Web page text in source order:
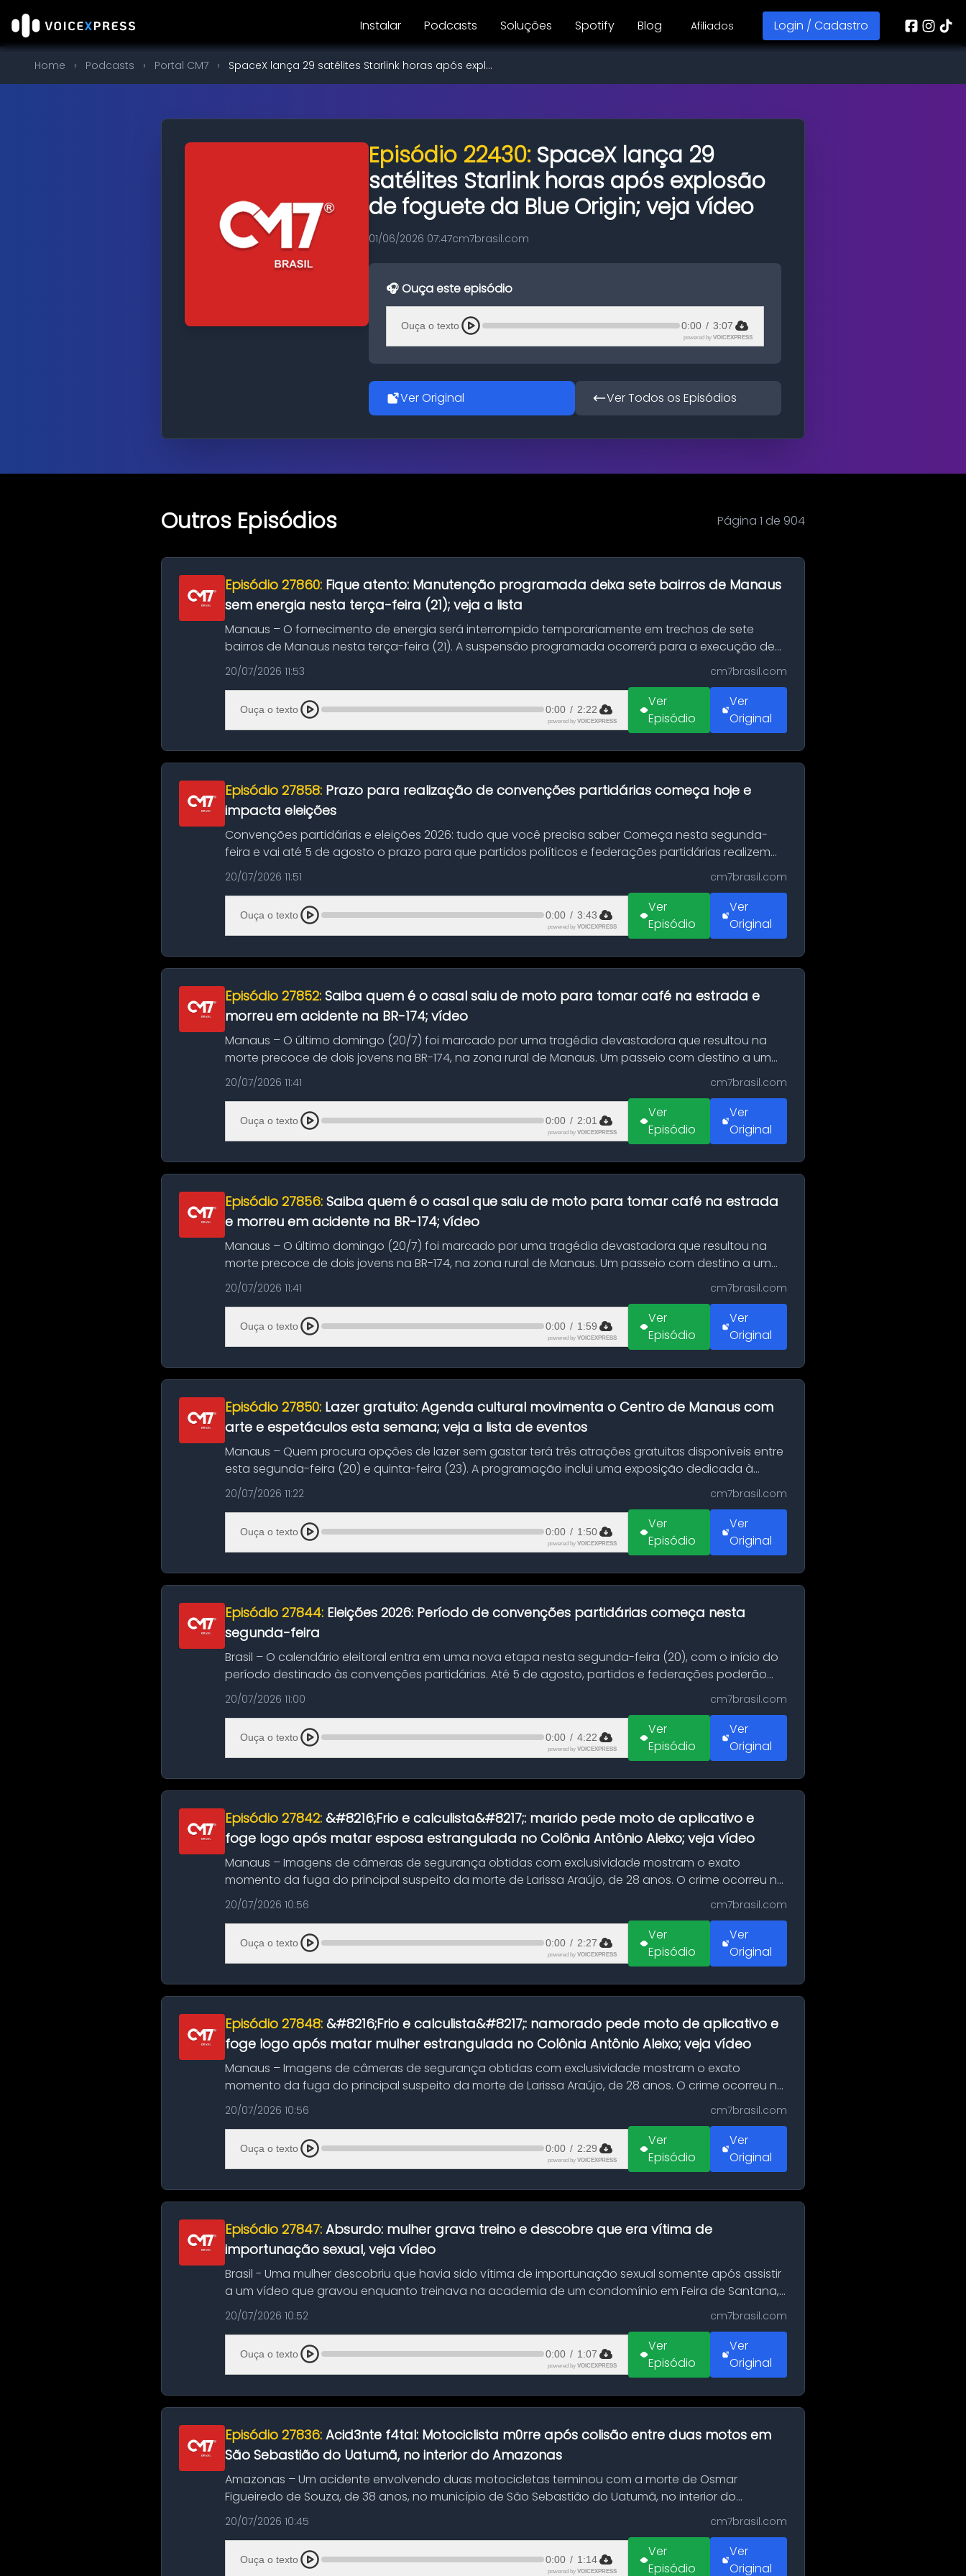
Instalar Podcasts Soluções Spotify Blog Afiliados Login / Cadastro
Home › Podcasts › Portal CM7 › SpaceX lança 29 satélites Starlink horas após expl...
Episódio 22430: SpaceX lança 29
satélites Starlink horas após explosão
de foguete da Blue Origin; veja vídeo
01/06/2026 07:47cm7brasil.com
🎧 Ouça este episódio
Ouça o texto 0:00 / 3:07
powered by VOICEXPRESS
Ver Original Ver Todos os Episódios
Outros Episódios Página 1 de 904
Episódio 27860: Fique atento: Manutenção programada deixa sete bairros de Manaus
sem energia nesta terça-feira (21); veja a lista
Manaus – O fornecimento de energia será interrompido temporariamente em trechos de sete
bairros de Manaus nesta terça-feira (21). A suspensão programada ocorrerá para a execução de
serviços de manuten...
20/07/2026 11:53 cm7brasil.com
Ouça o texto 0:00 / 2:22
powered by VOICEXPRESS
Ver
Episódio
Ver
Original
Episódio 27858: Prazo para realização de convenções partidárias começa hoje e
impacta eleições
Convenções partidárias e eleições 2026: tudo que você precisa saber Começa nesta segunda-
feira e vai até 5 de agosto o prazo para que partidos políticos e federações partidárias realizem
suas convençõ...
20/07/2026 11:51 cm7brasil.com
Ouça o texto 0:00 / 3:43
powered by VOICEXPRESS
Ver
Episódio
Ver
Original
Episódio 27852: Saiba quem é o casal saiu de moto para tomar café na estrada e
morreu em acidente na BR-174; vídeo
Manaus – O último domingo (20/7) foi marcado por uma tragédia devastadora que resultou na
morte precoce de dois jovens na BR-174, na zona rural de Manaus. Um passeio com destino a um
típico café regio...
20/07/2026 11:41 cm7brasil.com
Ouça o texto 0:00 / 2:01
powered by VOICEXPRESS
Ver
Episódio
Ver
Original
Episódio 27856: Saiba quem é o casal que saiu de moto para tomar café na estrada
e morreu em acidente na BR-174; vídeo
Manaus – O último domingo (20/7) foi marcado por uma tragédia devastadora que resultou na
morte precoce de dois jovens na BR-174, na zona rural de Manaus. Um passeio com destino a um
típico café regio...
20/07/2026 11:41 cm7brasil.com
Ouça o texto 0:00 / 1:59
powered by VOICEXPRESS
Ver
Episódio
Ver
Original
Episódio 27850: Lazer gratuito: Agenda cultural movimenta o Centro de Manaus com
arte e espetáculos esta semana; veja a lista de eventos
Manaus – Quem procura opções de lazer sem gastar terá três atrações gratuitas disponíveis entre
esta segunda-feira (20) e quinta-feira (23). A programação inclui uma exposição dedicada à
história das ...
20/07/2026 11:22 cm7brasil.com
Ouça o texto 0:00 / 1:50
powered by VOICEXPRESS
Ver
Episódio
Ver
Original
Episódio 27844: Eleições 2026: Período de convenções partidárias começa nesta
segunda-feira
Brasil – O calendário eleitoral entra em uma nova etapa nesta segunda-feira (20), com o início do
período destinado às convenções partidárias. Até 5 de agosto, partidos e federações poderão
oficializa...
20/07/2026 11:00 cm7brasil.com
Ouça o texto 0:00 / 4:22
powered by VOICEXPRESS
Ver
Episódio
Ver
Original
Episódio 27842: &#8216;Frio e calculista&#8217;: marido pede moto de aplicativo e
foge logo após matar esposa estrangulada no Colônia Antônio Aleixo; veja vídeo
Manaus – Imagens de câmeras de segurança obtidas com exclusividade mostram o exato
momento da fuga do principal suspeito da morte de Larissa Araújo, de 28 anos. O crime ocorreu na
noite deste último d...
20/07/2026 10:56 cm7brasil.com
Ouça o texto 0:00 / 2:27
powered by VOICEXPRESS
Ver
Episódio
Ver
Original
Episódio 27848: &#8216;Frio e calculista&#8217;: namorado pede moto de aplicativo e
foge logo após matar mulher estrangulada no Colônia Antônio Aleixo; veja vídeo
Manaus – Imagens de câmeras de segurança obtidas com exclusividade mostram o exato
momento da fuga do principal suspeito da morte de Larissa Araújo, de 28 anos. O crime ocorreu na
noite deste último d...
20/07/2026 10:56 cm7brasil.com
Ouça o texto 0:00 / 2:29
powered by VOICEXPRESS
Ver
Episódio
Ver
Original
Episódio 27847: Absurdo: mulher grava treino e descobre que era vítima de
importunação sexual, veja vídeo
Brasil - Uma mulher descobriu que havia sido vítima de importunação sexual somente após assistir
a um vídeo que gravou enquanto treinava na academia de um condomínio em Feira de Santana,
na Bahia. O c...
20/07/2026 10:52 cm7brasil.com
Ouça o texto 0:00 / 1:07
powered by VOICEXPRESS
Ver
Episódio
Ver
Original
Episódio 27836: Acid3nte f4tal: Motociclista m0rre após colisão entre duas motos em
São Sebastião do Uatumã, no interior do Amazonas
Amazonas – Um acidente envolvendo duas motocicletas terminou com a morte de Osmar
Figueiredo de Souza, de 38 anos, no município de São Sebastião do Uatumã, no interior do
Amazonas. A colisão ocorreu n...
20/07/2026 10:45 cm7brasil.com
Ouça o texto 0:00 / 1:14
powered by VOICEXPRESS
Ver
Episódio
Ver
Original